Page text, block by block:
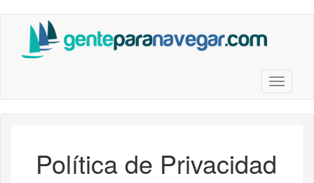
contenido
Toggle
Política de Privacidad